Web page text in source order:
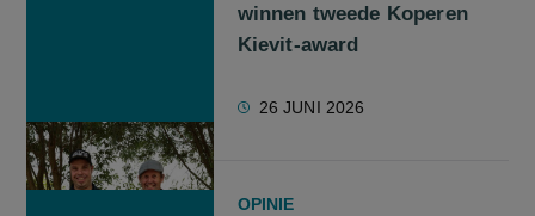
winnen tweede Koperen
Kievit-award
26 JUNI 2026
OPINIE